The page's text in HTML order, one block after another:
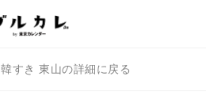
韓すき 東山の詳細に戻る